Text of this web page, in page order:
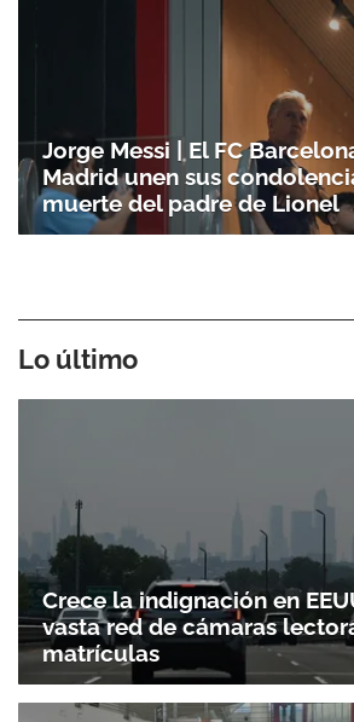
Jorge Messi | El FC
Madrid unen sus
muerte del padre de Lionel
Lo último
Crece la indignación en
vasta red de cámaras
matrículas